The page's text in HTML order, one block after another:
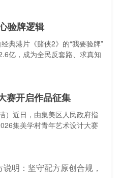
验牌逻辑
典港片《赌侠2》的“我要验牌”
亿，成为全民反套路、求真知
赛开启作品征集
）近日，由集美区人民政府指
集美学村青年艺术设计大赛